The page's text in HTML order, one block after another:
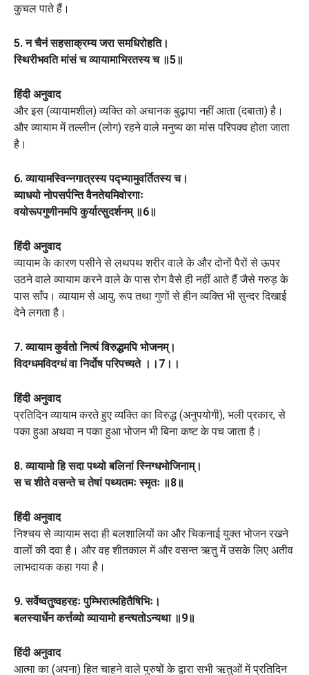
कुचल पाते हैं।
5. न चैनं सहसाक्रम्य जरा समधिरोहति।
स्थिरीभवति मांसं च व्यायामाभिरतस्य च ॥5॥
हिंदी अनुवाद
और इस (व्यायामशील) व्यक्ति को अचानक बुढ़ापा नहीं आता (दबाता) है।
और व्यायाम में तल्लीन (लोग) रहने वाले मनुष्य का मांस परिपक्व होता जाता
है।
6. व्यायामस्विन्नगात्रस्य पद्भ्यामुवर्तितस्य च।
व्याधयो नोपसर्पन्ति वैनतेयमिवोरगाः
वयोरूपगुणीनमपि कुर्यात्सुदर्शनम् ॥6॥
हिंदी अनुवाद
व्यायाम के कारण पसीने से लथपथ शरीर वाले के और दोनों पैरों से ऊपर
उठने वाले व्यायाम करने वाले के पास रोग वैसे ही नहीं आते हैं जैसे गरुड़ के
पास साँप। व्यायाम से आयु, रूप तथा गुणों से हीन व्यक्ति भी सुन्दर दिखाई
देने लगता है।
7. व्यायाम कुर्वतो नित्यं विरुद्धमपि भोजनम्।
विदग्धमविदग्धं वा निर्दोष परिपच्यते ।।7।।
हिंदी अनुवाद
प्रतिदिन व्यायाम करते हुए व्यक्ति का विरुद्ध (अनुपयोगी), भली प्रकार, से
पका हुआ अथवा न पका हुआ भोजन भी बिना कष्ट के पच जाता है।
8. व्यायामो हि सदा पथ्यो बलिनां स्निग्धभोजिनाम्।
स च शीते वसन्ते च तेषां पथ्यतमः स्मृतः ॥8॥
हिंदी अनुवाद
निश्चय से व्यायाम सदा ही बलशालियों का और चिकनाई युक्त भोजन रखने
वालों की दवा है। और वह शीतकाल में और वसन्त ऋतु में उसके लिए अतीव
लाभदायक कहा गया है।
9. सर्वेष्वतुष्वहरहः पुम्भिरात्महितैषिभिः।
बलस्यार्धेन कर्त्तव्यो व्यायामो हन्त्यतोऽन्यथा ॥9॥
हिंदी अनुवाद
आत्मा का (अपना) हित चाहने वाले पुरुषों के द्वारा सभी ऋतुओं में प्रतिदिन